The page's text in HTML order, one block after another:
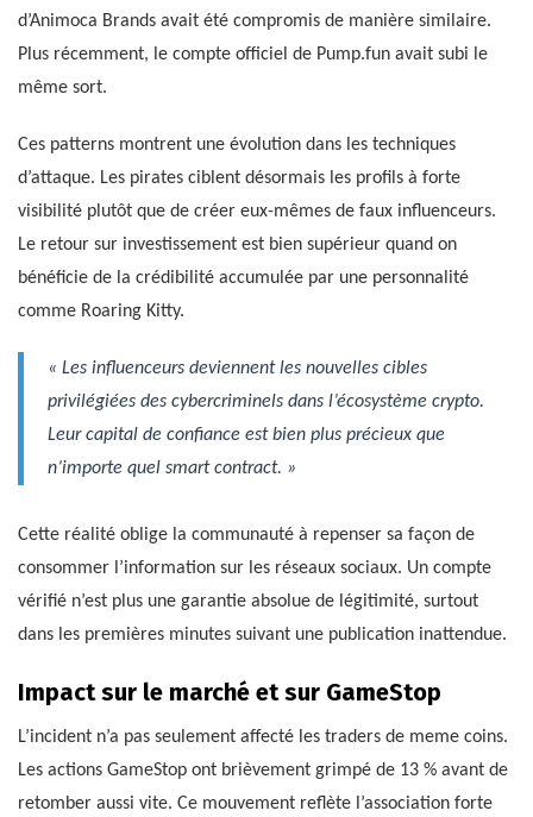
d’Animoca Brands avait été compromis de manière similaire.
Plus récemment, le compte officiel de Pump.fun avait subi le
même sort.
Ces patterns montrent une évolution dans les techniques
d’attaque. Les pirates ciblent désormais les profils à forte
visibilité plutôt que de créer eux-mêmes de faux influenceurs.
Le retour sur investissement est bien supérieur quand on
bénéficie de la crédibilité accumulée par une personnalité
comme Roaring Kitty.
« Les influenceurs deviennent les nouvelles cibles
privilégiées des cybercriminels dans l’écosystème crypto.
Leur capital de confiance est bien plus précieux que
n’importe quel smart contract. »
Cette réalité oblige la communauté à repenser sa façon de
consommer l’information sur les réseaux sociaux. Un compte
vérifié n’est plus une garantie absolue de légitimité, surtout
dans les premières minutes suivant une publication inattendue.
Impact sur le marché et sur GameStop
L’incident n’a pas seulement affecté les traders de meme coins.
Les actions GameStop ont brièvement grimpé de 13 % avant de
retomber aussi vite. Ce mouvement reflète l’association forte